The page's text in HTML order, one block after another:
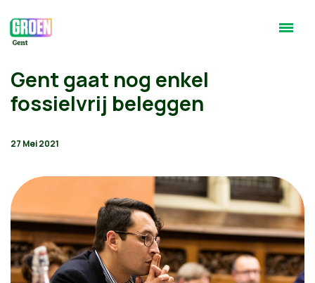
Gent gaat nog enkel
fossielvrij beleggen
27 Mei 2021